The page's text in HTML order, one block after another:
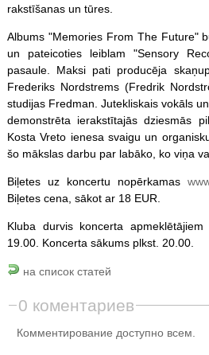
rakstīšanas un tūres.
Albums "Memories From The Future"
un pateicoties leiblam "Sensory
pasaule. Maksi pati producēja
Frederiks Nordstrems (Fredrik
studijas Fredman. Jutekliskais vokāls
demonstrēta ierakstītajās dziesmās
Kosta Vreto ienesa svaigu un
šo mākslas darbu par labāko, ko viņa
Biļetes uz koncertu nopērkamas
Biļetes cena, sākot ar 18 EUR.
Kluba durvis koncerta
19.00. Koncerta sākums plkst. 20.00.
на список статей
0 коментариев
Комментирование доступно всем.